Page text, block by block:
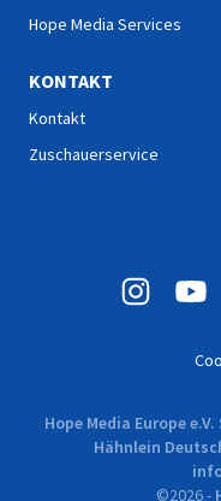
Hope Media Services
KONTAKT
Kontakt
Zuschauerservice
Hope Media Europe
Hähnlein
©2026-